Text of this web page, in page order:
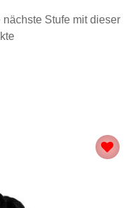
Stufe mit dieser